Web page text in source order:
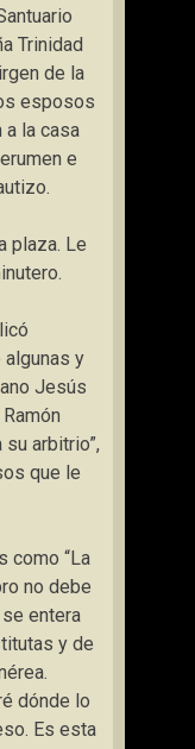
Trinidad
de la
esposos
la casa
e
plaza. Le
algunas y
Jesús
arbitrio”,
que le
como “La
no debe
entera
y de
dónde lo
Es esta